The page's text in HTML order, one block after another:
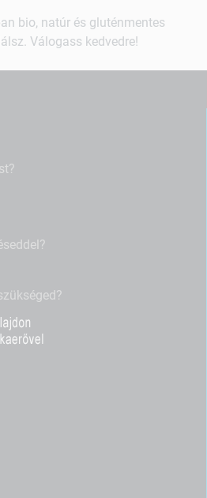
bio, natúr és gluténmentes
Válogass kedvedre!